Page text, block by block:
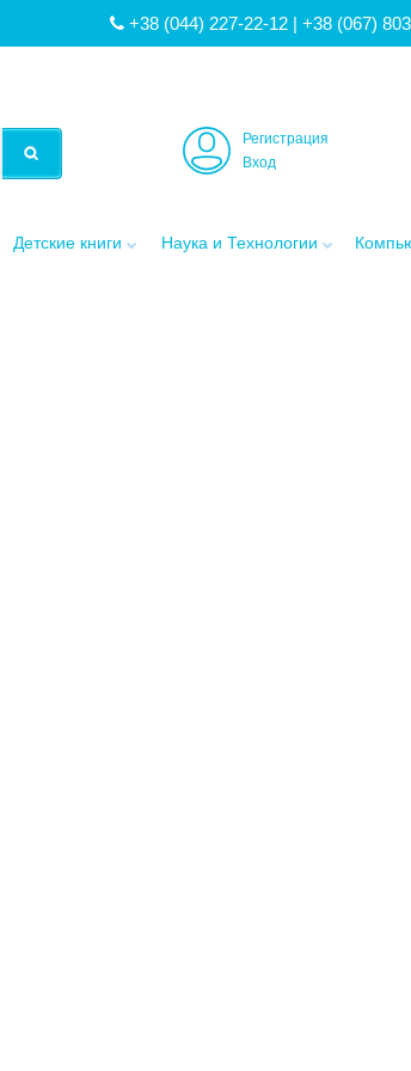
+38 (044) 227-22-12 |+38 (067)
Регистрация
Вход
Детские книги Наука и Технологии